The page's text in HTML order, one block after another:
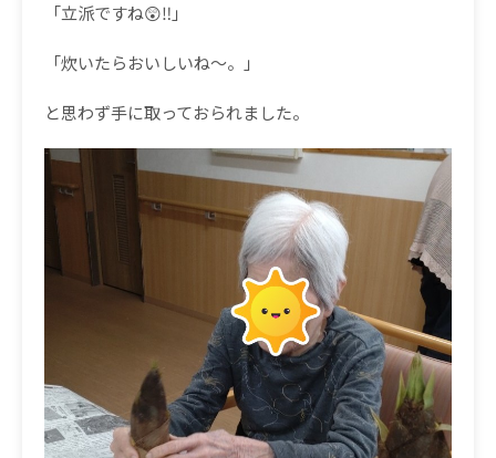
「立派ですね😲‼」
「炊いたらおいしいね～。」
と思わず手に取っておられました。